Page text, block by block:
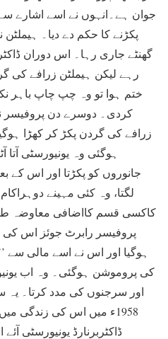
جوان ہے۔انہوں نے اسے اشارے
پکڑنے کا حکم دے دیا۔ ہیملٹن
گھنٹے جاری رہا۔ اس دوران
رہے لیکن ہیملٹن زرافے کی
ختم ہوا تو وہ چپ چاپ باہر
کردی۔ دوسرے دن پروفیسر نے
زرافے کی گردن پکڑ کر کھڑا
ہوگئی وہ یونیورسٹی آتا
جانوروں کو پکڑتا اور اس کے
لگتا، وہ کئی مہینے
کاکسی قسم کااضافی معاوضہ
پروفیسر رابرٹ جوئز اس کی
ہوگیا اور اس نے اسے مالی سے
کی پروموشن ہوگئی۔ وہ اب
اور سرجنوں کی مدد کرتا۔ یہ
1958ء میں اس کی زندگی
ڈاکٹربرنارڈ یونیورسٹی